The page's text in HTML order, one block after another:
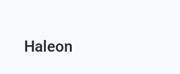
Haleon